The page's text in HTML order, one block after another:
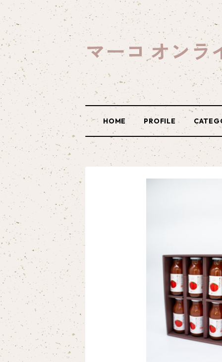
マーコ オンラ
HOME PROFILE